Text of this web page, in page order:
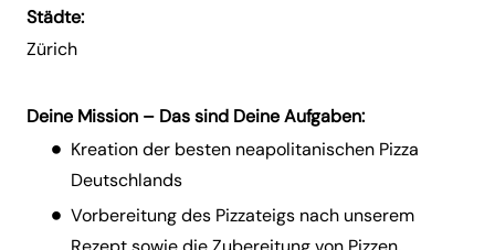
Städte:
Zürich
Deine Mission – Das sind Deine Aufgaben:
Kreation der besten neapolitanischen Pizza
Deutschlands
Vorbereitung des Pizzateigs nach unserem